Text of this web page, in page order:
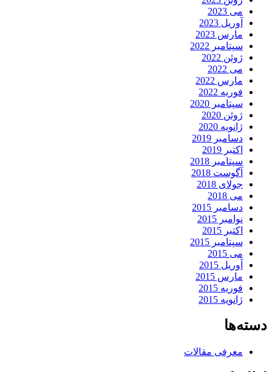
می 2023
آوریل 2023
مارس 2023
سپتامبر 2022
ژوئن 2022
می 2022
مارس 2022
فوریه 2022
سپتامبر 2020
ژوئن 2020
ژانویه 2020
دسامبر 2019
اکتبر 2019
سپتامبر 2018
آگوست 2018
جولای 2018
می 2018
دسامبر 2015
نوامبر 2015
اکتبر 2015
سپتامبر 2015
می 2015
آوریل 2015
مارس 2015
فوریه 2015
ژانویه 2015
دسته‌ها
معرفی مقالات